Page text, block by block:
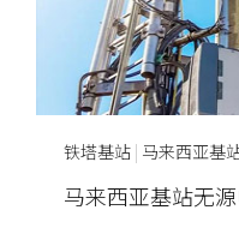
铁塔基站 | 马来西亚基
马来西亚基站无